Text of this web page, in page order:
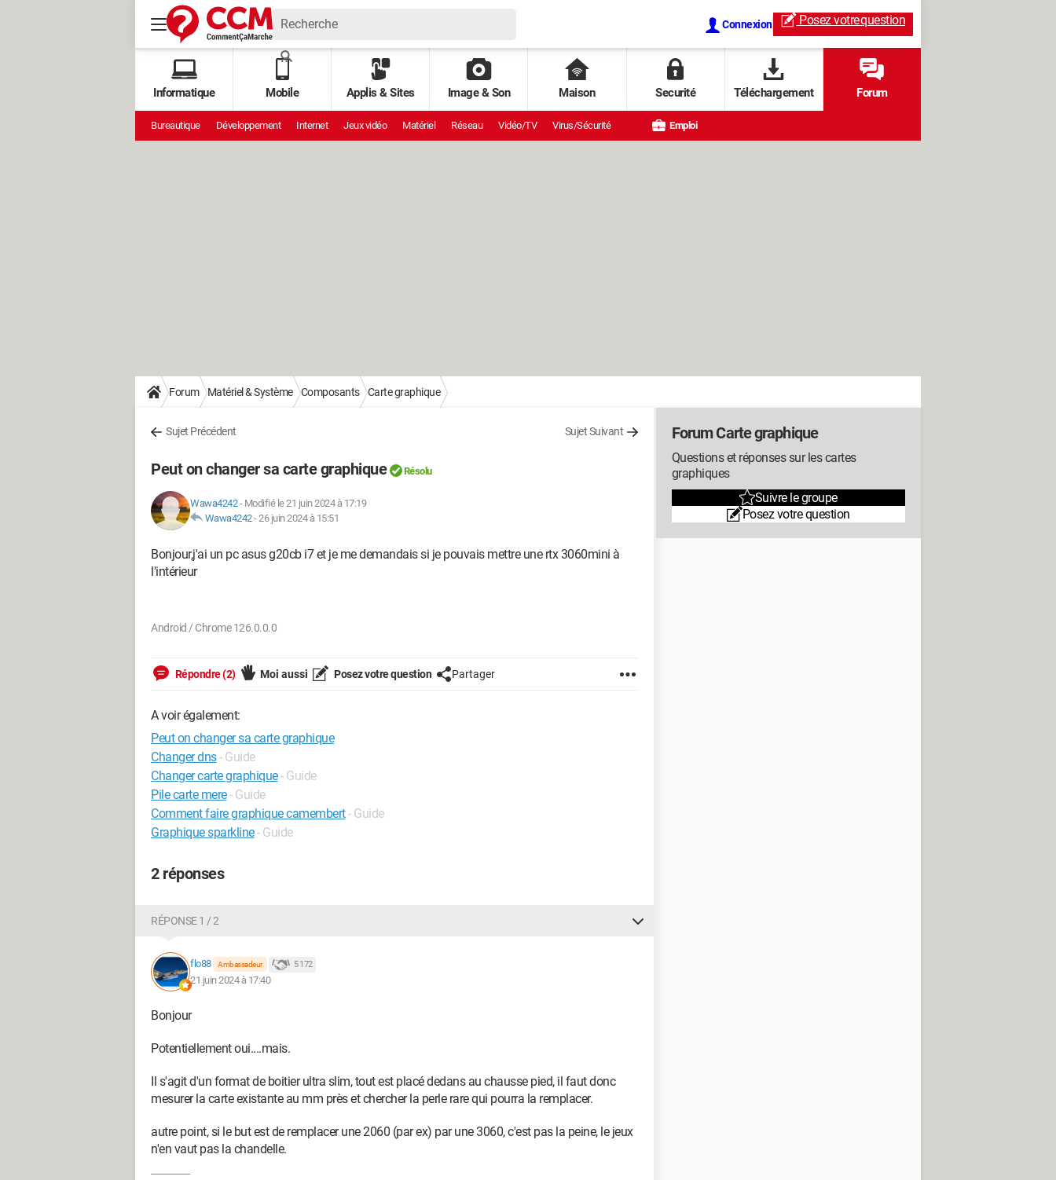
Connexion Posez votrequestion
Informatique Mobile Applis & Sites Image & Son Maison Securité Téléchargement Forum
Bureautique Développement Internet Jeux vidéo Matériel Réseau Vidéo/TV Virus/Sécurité Emploi
Forum Matériel & Système Composants Carte graphique
Sujet Précédent Sujet Suivant
Peut on changer sa carte graphique Résolu
Wawa4242- Modifié le 21 juin 2024 à 17:19
Wawa4242-26 juin 2024 à 15:51
Bonjour,j'ai un pc asus g20cb i7 et je me demandais si je pouvais mettre une rtx 3060mini à
l'intérieur
Android / Chrome 126.0.0.0
Répondre (2) Moi aussi Posez votre question Partager
A voir également:
Peut on changer sa carte graphique
Changer dns- Guide
Changer carte graphique- Guide
Pile carte mere- Guide
Comment faire graphique camembert- Guide
Graphique sparkline- Guide
2 réponses
RÉPONSE 1 / 2
flo88 Ambassadeur 5 172
21 juin 2024 à 17:40
Bonjour
Potentiellement oui....mais.
Il s'agit d'un format de boitier ultra slim, tout est placé dedans au chausse pied, il faut donc
mesurer la carte existante au mm près et chercher la perle rare qui pourra la remplacer.
autre point, si le but est de remplacer une 2060 (par ex) par une 3060, c'est pas la peine, le jeux
n'en vaut pas la chandelle.
Forum Carte graphique
Questions et réponses sur les cartes
graphiques
Suivre le groupe
Posez votre question